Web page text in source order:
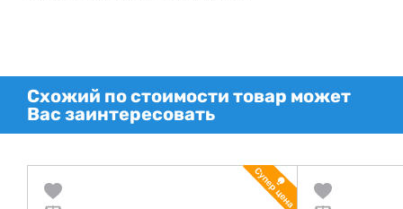
Схожий по стоимости товар может
Вас заинтересовать